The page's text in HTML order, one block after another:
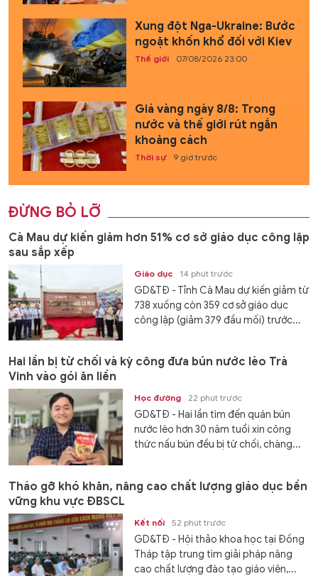
Xung đột Nga-Ukraine: Bước
ngoặt khốn khổ đối với Kiev
Thế giới 07/08/2026 23:00
Giá vàng ngày 8/8: Trong
nước và thế giới rút ngắn
khoảng cách
Thời sự 9 giờ trước
ĐỪNG BỎ LỠ
Cà Mau dự kiến giảm hơn 51% cơ sở giáo dục công lập
sau sắp xếp
Giáo dục 14 phút trước
GD&TĐ - Tỉnh Cà Mau dự kiến giảm từ
738 xuống còn 359 cơ sở giáo dục
công lập (giảm 379 đầu mối) trước...
Hai lần bị từ chối và kỳ công đưa bún nước lèo Trà
Vinh vào gói ăn liền
Học đường 22 phút trước
GD&TĐ - Hai lần tìm đến quán bún
nước lèo hơn 30 năm tuổi xin công
thức nấu bún đều bị từ chối, chàng...
Tháo gỡ khó khăn, nâng cao chất lượng giáo dục bền
vững khu vực ĐBSCL
Kết nối 52 phút trước
GD&TĐ - Hội thảo khoa học tại Đồng
Tháp tập trung tìm giải pháp nâng
cao chất lượng đào tạo giáo viên,...